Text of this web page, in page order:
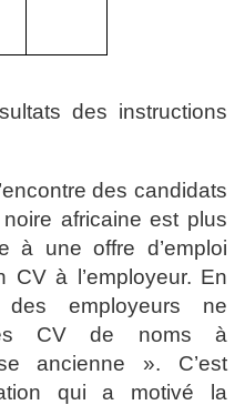
des instructions
des candidats
africaine est plus
à une offre d’emploi
CV à l’employeur. En
employeurs ne
CV de noms à
ancienne ». C’est
qui a motivé la